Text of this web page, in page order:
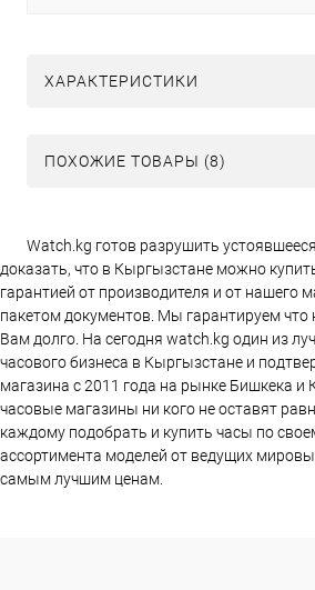
ХАРАКТЕРИСТИКИ
ПОХОЖИЕ ТОВАРЫ (8)
Watch.kg готов разрушить
доказать, что в Кыргызстане можно
гарантией от производителя и от нашего
пакетом документов. Мы гарантируем
Вам долго. На сегодня watch.kg один из
часового бизнеса в Кыргызстане и
магазина c 2011 года на рынке Бишкека
часовые магазины ни кого не оставят
каждому подобрать и купить часы по
ассортимента моделей от ведущих
самым лучшим ценам.